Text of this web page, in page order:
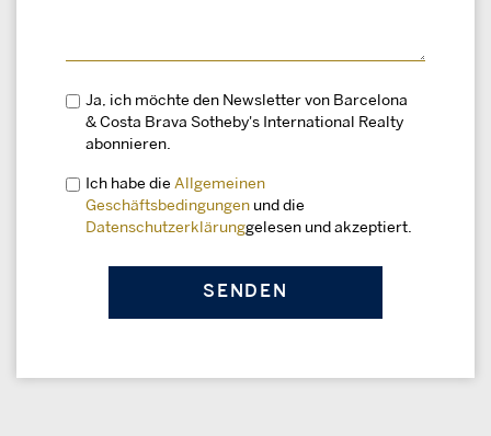
Ja, ich möchte den Newsletter von Barcelona
& Costa Brava Sotheby's International Realty
abonnieren.
Ich habe die Allgemeinen
Geschäftsbedingungen und die
Datenschutzerklärunggelesen und akzeptiert.